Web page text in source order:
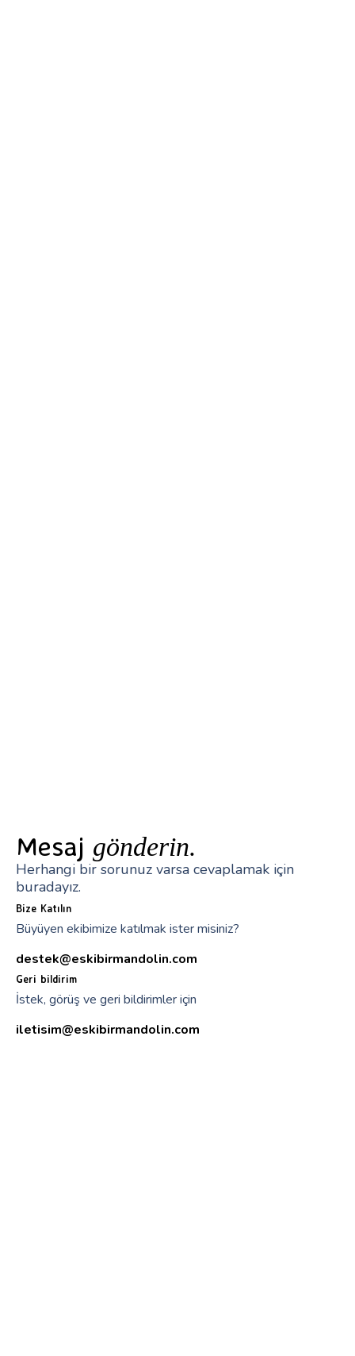
Mesaj gönderin.
Herhangi bir sorunuz varsa cevaplamak için
buradayız.
Bize Katılın
Büyüyen ekibimize katılmak ister misiniz?
destek@eskibirmandolin.com
Geri bildirim
İstek, görüş ve geri bildirimler için
iletisim@eskibirmandolin.com